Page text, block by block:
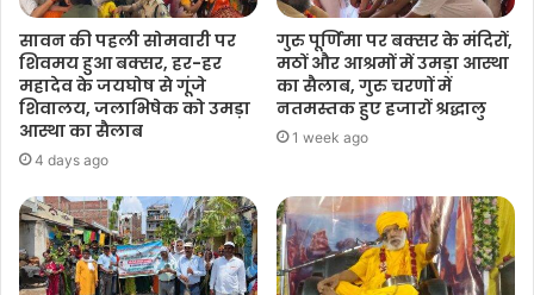
सावन की पहली सोमवारी पर
शिवमय हुआ बक्सर, हर-हर
महादेव के जयघोष से गूंजे
शिवालय, जलाभिषेक को उमड़ा
आस्था का सैलाब
4 days ago
गुरु पूर्णिमा पर बक्सर के मंदिरों,
मठों और आश्रमों में उमड़ा आस्था
का सैलाब, गुरु चरणों में
नतमस्तक हुए हजारों श्रद्धालु
1 week ago